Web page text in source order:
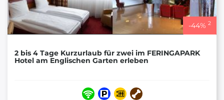
-44% 2
2 bis 4 Tage Kurzurlaub für zwei im FERINGAPARK
Hotel am Englischen Garten erleben